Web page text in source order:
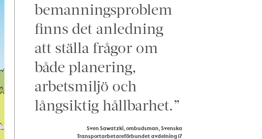
bemanningsproblem
finns det anledning
att ställa frågor om
både planering,
arbetsmiljö och
långsiktig hållbarhet.”
Sven Sawatzki, ombudsman, Svenska
Transportarbetareförbundet avdelning 17